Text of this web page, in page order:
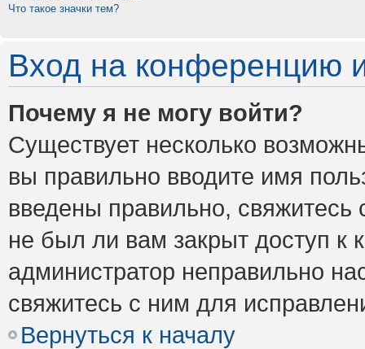
Что такое значки тем?
Вход на конференцию
Почему я не могу войти?
Существует несколько
вы правильно вводите имя
введены правильно,
не был ли вам закрыт доступ к
администратор неправильно
свяжитесь с ним для
Вернуться к началу